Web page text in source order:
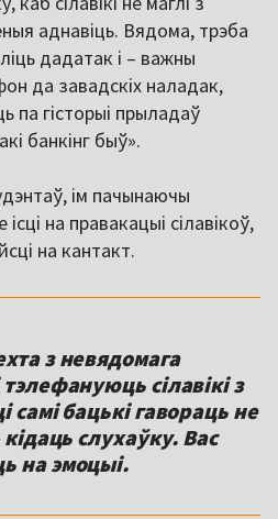
аднавіць. Вядома, трэба
дадатак і – важны
да завадскіх наладак,
па гісторыі прыладаў
банкінг быў».
ім пачынаючы
на правакацыі сілавікоў,
на кантакт.
з невядомага
сілавікі з
самі бацькі гавораць не
слухаўку. Вас
на эмоцыі.